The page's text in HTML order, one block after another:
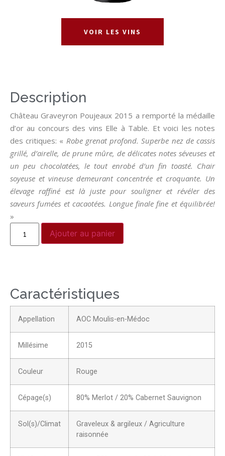
VOIR LES VINS
Description
Château Graveyron Poujeaux 2015 a remporté la médaille
d’or au concours des vins Elle à Table. Et voici les notes
des critiques: « Robe grenat profond. Superbe nez de cassis
grillé, d’airelle, de prune mûre, de délicates notes séveuses et
un peu chocolatées, le tout enrobé d’un fin toasté. Chair
soyeuse et vineuse demeurant concentrée et croquante. Un
élevage raffiné est là juste pour souligner et révéler des
saveurs fumées et cacaotées. Longue finale fine et équilibrée!
»
Ajouter au panier
Caractéristiques
Appellation AOC Moulis-en-Médoc
Millésime 2015
Couleur Rouge
Cépage(s) 80% Merlot / 20% Cabernet Sauvignon
Sol(s)/Climat
Graveleux & argileux / Agriculture
raisonnée